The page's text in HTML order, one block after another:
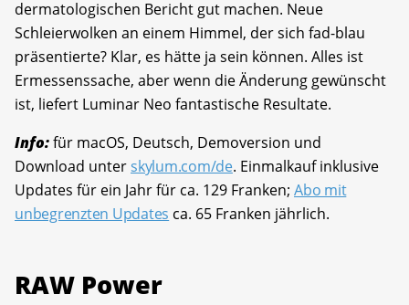
dermatologischen Bericht gut machen. Neue
Schleierwolken an einem Himmel, der sich fad-blau
präsentierte? Klar, es hätte ja sein können. Alles ist
Ermessenssache, aber wenn die Änderung gewünscht
ist, liefert Luminar Neo fantastische Resultate.
Info:für macOS, Deutsch, Demoversion und
Download unterskylum.com/de. Einmalkauf inklusive
Updates für ein Jahr für ca. 129 Franken; Abo mit
unbegrenzten Updates ca. 65 Franken jährlich.
RAW Power